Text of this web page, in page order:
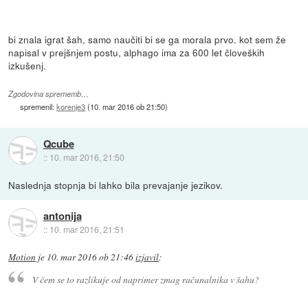
bi znala igrat šah, samo naučiti bi se ga morala prvo. kot sem že
napisal v prejšnjem postu, alphago ima za 600 let človeških
izkušenj.
Zgodovina sprememb…
spremenil:korenje3(10. mar 2016 ob 21:50)
Qcube
:: 10. mar 2016, 21:50
Naslednja stopnja bi lahko bila prevajanje jezikov.
antonija
:: 10. mar 2016, 21:51
Motion je 10. mar 2016 ob 21:46izjavil:
V čem se to razlikuje od naprimer zmag računalnika v šahu?